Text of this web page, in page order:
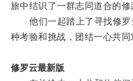
旅中结识了一群志同道合的修
他们一起踏上了寻找修罗
种考验和挑战，团结一心共同
修罗云最新版